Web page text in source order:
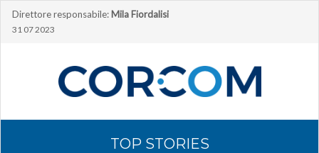
Direttore responsabile: Mila Fiordalisi
31 07 2023
TOP STORIES